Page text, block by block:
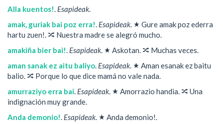
Alla kuentos!. Esapideak.
amak, guriak bai poz erra!. Esapideak. ★ Gure amak poz ederra
hartu zuen!. 🔀 Nuestra madre se alegró mucho.
amakiña bier bai!. Esapideak. ★ Askotan. 🔀 Muchas veces.
aman sanak ez aitu baliyo. Esapideak. ★ Aman esanak ez baitu
balio. 🔀 Porque lo que dice mamá no vale nada.
amurraziyo erra bai. Esapideak. ★ Amorrazio handia. 🔀 Una
indignación muy grande.
Anda demonio!. Esapideak. ★ Anda demonio!.